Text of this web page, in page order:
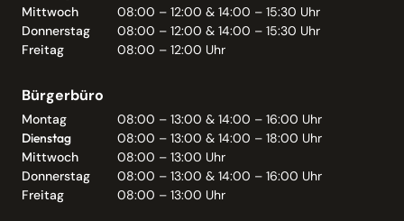
Mittwoch
08:00 – 12:00 & 14:00 – 15:30 Uhr
Donnerstag
08:00 – 12:00 & 14:00 – 15:30 Uhr
Freitag
08:00 – 12:00 Uhr
Bürgerbüro
Montag
08:00 – 13:00 & 14:00 – 16:00 Uhr
Dienstag
08:00 – 13:00 & 14:00 – 18:00 Uhr
Mittwoch
08:00 – 13:00 Uhr
Donnerstag
08:00 – 13:00 & 14:00 – 16:00 Uhr
Freitag
08:00 – 13:00 Uhr